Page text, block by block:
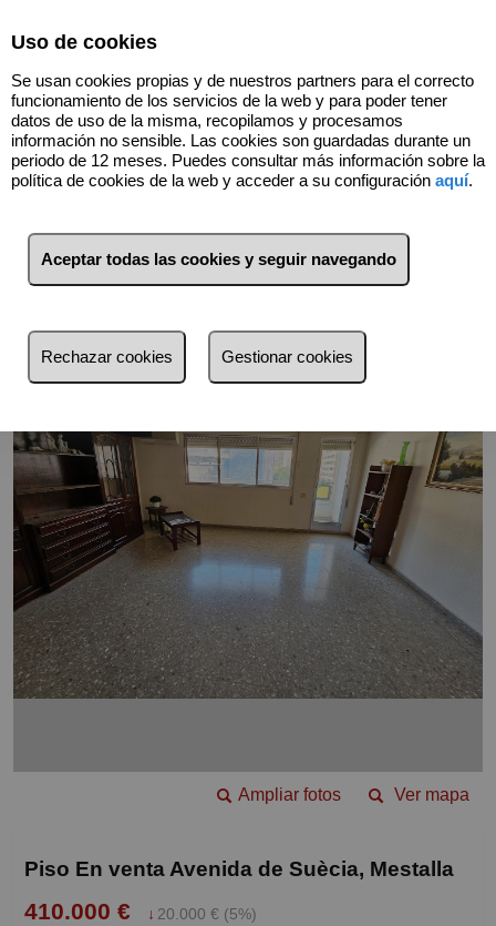
Volver
Ver mapa
Ampliar fotos
Piso En venta Avenida de Suècia, Mestalla
410.000 € ↓ 20.000 € (5%)
Uso de cookies
Se usan cookies propias y de nuestros partners para el correcto
funcionamiento de los servicios de la web y para poder tener
datos de uso de la misma, recopilamos y procesamos
información no sensible. Las cookies son guardadas durante un
periodo de 12 meses. Puedes consultar más información sobre la
política de cookies de la web y acceder a su configuración aquí.
Aceptar todas las cookies y seguir navegando
Rechazar cookies Gestionar cookies